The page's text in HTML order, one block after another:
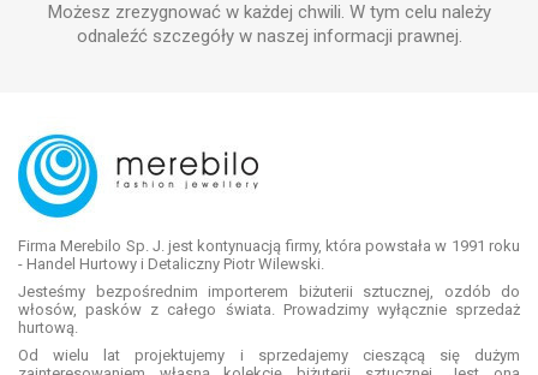
Możesz zrezygnować w każdej chwili. W tym celu należy
odnaleźć szczegóły w naszej informacji prawnej.
Firma Merebilo Sp. J. jest kontynuacją firmy, która powstała w 1991 roku
- Handel Hurtowy i Detaliczny Piotr Wilewski.
Jesteśmy bezpośrednim importerem biżuterii sztucznej, ozdób do
włosów, pasków z całego świata. Prowadzimy wyłącznie sprzedaż
hurtową.
Od wielu lat projektujemy i sprzedajemy cieszącą się dużym